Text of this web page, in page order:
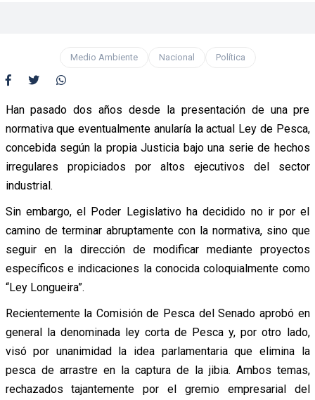
Medio Ambiente Nacional Política
Han pasado dos años desde la presentación de una pre
normativa que eventualmente anularía la actual Ley de Pesca,
concebida según la propia Justicia bajo una serie de hechos
irregulares propiciados por altos ejecutivos del sector
industrial.
Sin embargo, el Poder Legislativo ha decidido no ir por el
camino de terminar abruptamente con la normativa, sino que
seguir en la dirección de modificar mediante proyectos
específicos e indicaciones la conocida coloquialmente como
“Ley Longueira”.
Recientemente la Comisión de Pesca del Senado aprobó en
general la denominada ley corta de Pesca y, por otro lado,
visó por unanimidad la idea parlamentaria que elimina la
pesca de arrastre en la captura de la jibia. Ambos temas,
rechazados tajantemente por el gremio empresarial del